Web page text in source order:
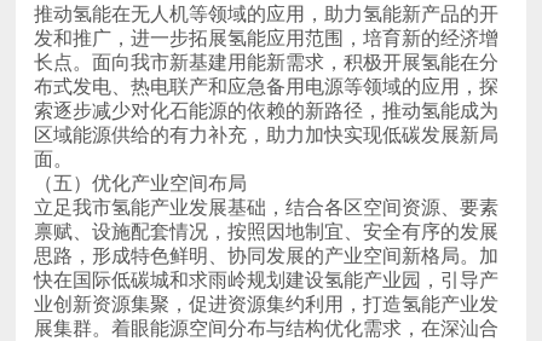
面。
（五）优化产业空间布局